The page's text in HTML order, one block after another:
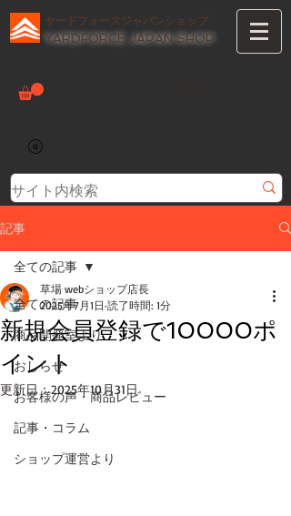
ヤードフォースジャパンショップ
YARDFORCE JAPAN SHOP
記事
全ての記事
商品開発室より
おしらせ
お客様の声・商品レビュー
記事・コラム
ショップ運営より
全ての記事
新規会員登録で10000ポ
イント
草場 webショップ店長
2025年7月1日 読了時間: 1分
更新日：2025年10月31日